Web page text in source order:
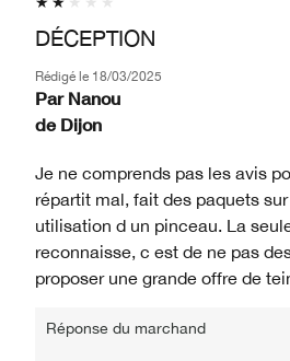
DÉCEPTION
Rédigé le 18/03/2025
Par Nanou
de Dijon
Je ne comprends pas les avis
répartit mal, fait des paquets
utilisation d un pinceau. La
reconnaisse, c est de ne pas
proposer une grande offre de
Réponse du marchand